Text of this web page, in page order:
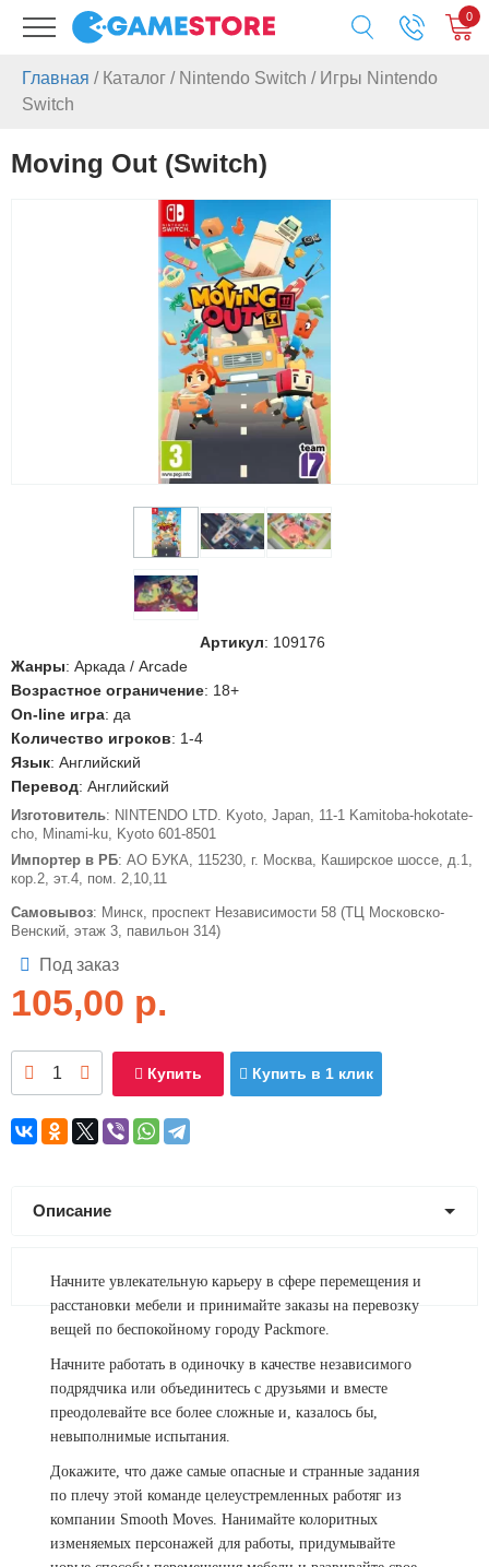
0
Главная / Каталог / Nintendo Switch / Игры Nintendo
Switch
Moving Out (Switch)
Артикул: 109176
Жанры: Аркада / Arcade
Возрастное ограничение: 18+
On-line игра: да
Количество игроков: 1-4
Язык: Английский
Перевод: Английский
Изготовитель: NINTENDO LTD. Kyoto, Japan, 11-1 Kamitoba-hokotate-
cho, Minami-ku, Kyoto 601-8501
Импортер в РБ: АО БУКА, 115230, г. Москва, Каширское шоссе, д.1,
кор.2, эт.4, пом. 2,10,11
Самовывоз: Минск, проспект Независимости 58 (ТЦ Московско-
Венский, этаж 3, павильон 314)
Под заказ
105,00 р.
Купить Купить в 1 клик
Описание
Начните увлекательную карьеру в сфере перемещения и
расстановки мебели и принимайте заказы на перевозку
вещей по беспокойному городу Packmore.
Начните работать в одиночку в качестве независимого
подрядчика или объединитесь с друзьями и вместе
преодолевайте все более сложные и, казалось бы,
невыполнимые испытания.
Докажите, что даже самые опасные и странные задания
по плечу этой команде целеустремленных работяг из
компании Smooth Moves. Нанимайте колоритных
изменяемых персонажей для работы, придумывайте